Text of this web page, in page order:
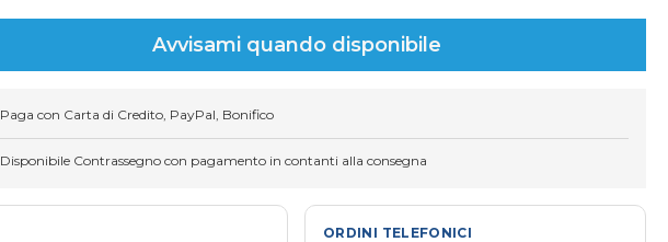
Avvisami quando disponibile
Paga con Carta di Credito, PayPal, Bonifico
Disponibile Contrassegno con pagamento in contanti alla consegna
ORDINI TELEFONICI